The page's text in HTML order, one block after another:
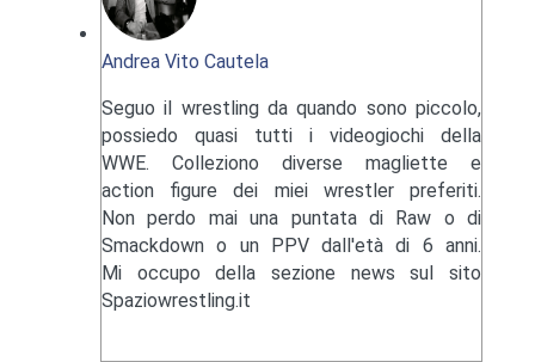
Andrea Vito Cautela
Seguo il wrestling da quando sono piccolo,
possiedo quasi tutti i videogiochi della
WWE. Colleziono diverse magliette e
action figure dei miei wrestler preferiti.
Non perdo mai una puntata di Raw o di
Smackdown o un PPV dall'età di 6 anni.
Mi occupo della sezione news sul sito
Spaziowrestling.it